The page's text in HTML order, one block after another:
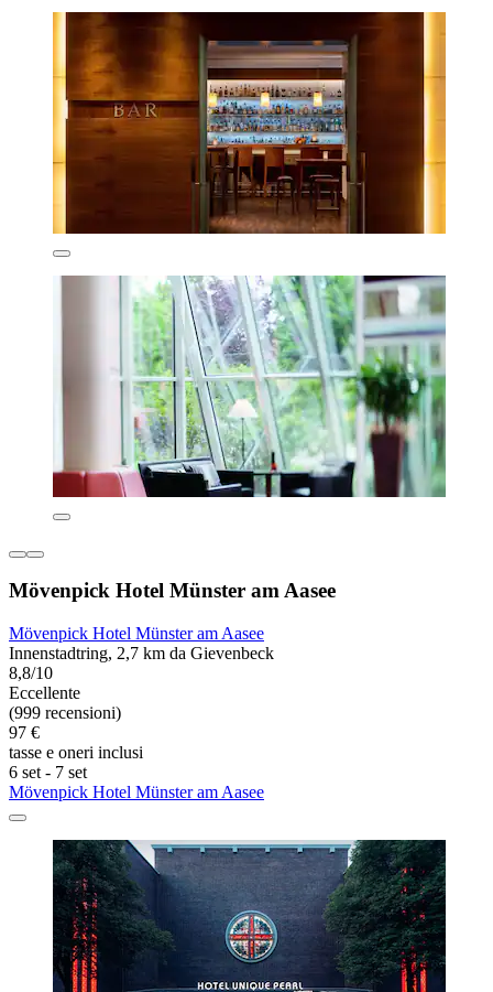
Mövenpick Hotel Münster am Aasee
Mövenpick Hotel Münster am Aasee
Innenstadtring, 2,7 km da Gievenbeck
8,8/10
Eccellente
(999 recensioni)
97 €
tasse e oneri inclusi
6 set - 7 set
Mövenpick Hotel Münster am Aasee